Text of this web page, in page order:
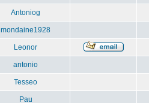
Antoniog
mondaine1928
Leonor
antonio
Tesseo
Pau